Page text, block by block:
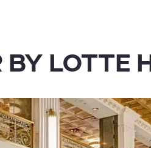
BY LOTTE